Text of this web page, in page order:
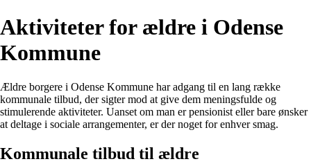
Aktiviteter for ældre i Odense
Kommune
Ældre borgere i Odense Kommune har adgang til en lang række
kommunale tilbud, der sigter mod at give dem meningsfulde og
stimulerende aktiviteter. Uanset om man er pensionist eller bare ønsker
at deltage i sociale arrangementer, er der noget for enhver smag.
Kommunale tilbud til ældre